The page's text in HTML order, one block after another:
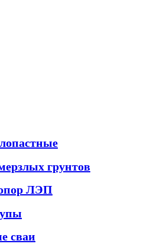
грунтов
ЛЭП
сваи